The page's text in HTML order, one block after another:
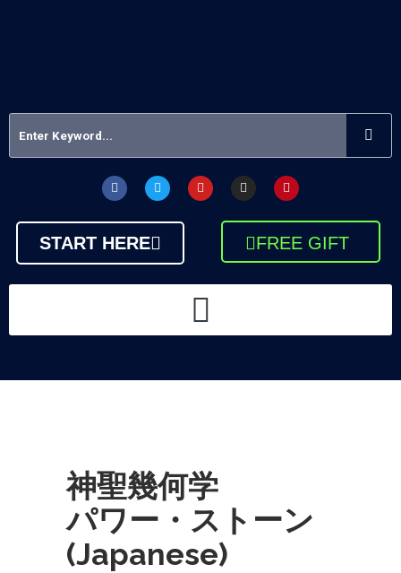
START HERE FREE GIFT
神聖幾何学
パ ワ ー・ストーン
(Japanese)